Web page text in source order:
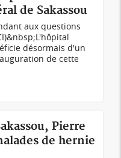
de Sakassou
aux questions
désormais d'un
de cette
Pierre
de hernie